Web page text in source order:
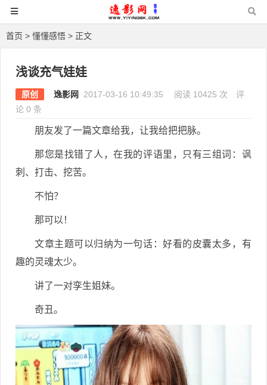
首页 > 懂懂感悟 > 正文
浅谈充气娃娃
原创 逸影网 2017-03-16 10:49:35 阅读 10425 次
评
论 0 条
朋友发了一篇文章给我，让我给把把脉。
那您是找错了人，在我的评语里，只有三组词：讽
刺、打击、挖苦。
不怕？
那可以！
文章主题可以归纳为一句话：好看的皮囊太多，有
趣的灵魂太少。
讲了一对孪生姐妹。
奇丑。